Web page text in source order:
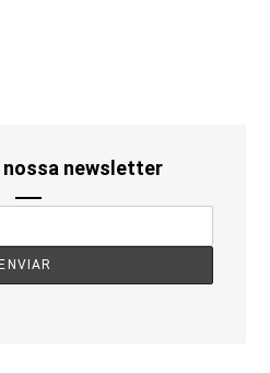
nossa newsletter